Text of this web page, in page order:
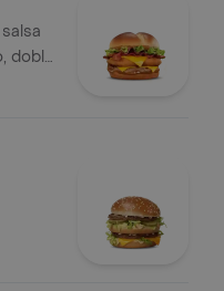
doble
en